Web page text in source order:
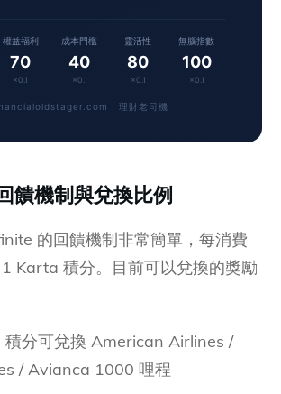
權益福利
70
×0.1
成本門檻
40
×0.1
靈活性
80
×0.1
無腦指數
100
×0.1
· 理財老司機
饋機制與兌換比例
的回饋機制非常簡單，每消費
Karta 積分。目前可以兌換的獎勵
分可兌換 American Airlines /
/ Avianca 1000 哩程